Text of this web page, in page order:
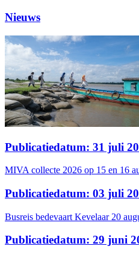
Nieuws
Publicatiedatum: 31 juli
MIVA collecte 2026 op 15 en 16
Publicatiedatum: 03 juli
Busreis bedevaart Kevelaar 20
Publicatiedatum: 29 juni